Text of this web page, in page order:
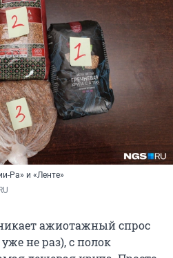
Ра» и «Ленте»
ажиотажный спрос
не раз), с полок